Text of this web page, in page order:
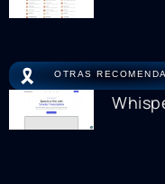
🎗️ OTRAS